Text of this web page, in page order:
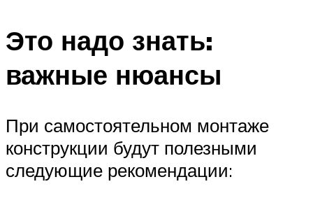
Это надо знать:
важные нюансы
При самостоятельном монтаже
конструкции будут полезными
следующие рекомендации: